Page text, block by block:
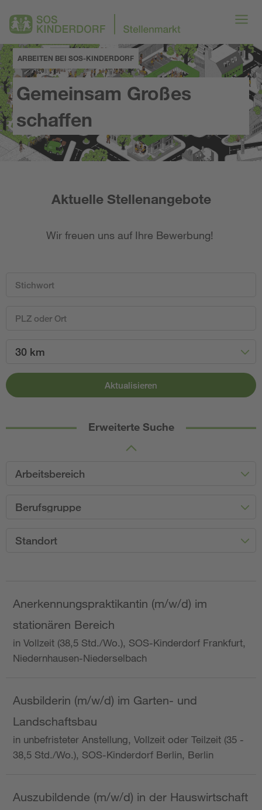
ARBEITEN BEI SOS-KINDERDORF
Gemeinsam Großes
schaffen
Aktuelle Stellenangebote
Wir freuen uns auf Ihre Bewerbung!
30 km
Aktualisieren
Erweiterte Suche
Arbeitsbereich
Berufsgruppe
Standort
Anerkennungspraktikantin (m/w/d) im
stationären Bereich
in Vollzeit (38,5 Std./Wo.), SOS-Kinderdorf Frankfurt,
Niedernhausen-Niederselbach
Ausbilderin (m/w/d) im Garten- und
Landschaftsbau
in unbefristeter Anstellung, Vollzeit oder Teilzeit (35 -
38,5 Std./Wo.), SOS-Kinderdorf Berlin, Berlin
Auszubildende (m/w/d) in der Hauswirtschaft